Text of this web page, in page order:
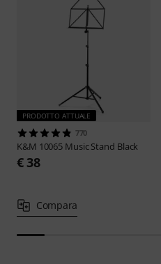
PRODOTTO ATTUALE
770
K&M 10065 Music Stand Black
€ 38
Compara